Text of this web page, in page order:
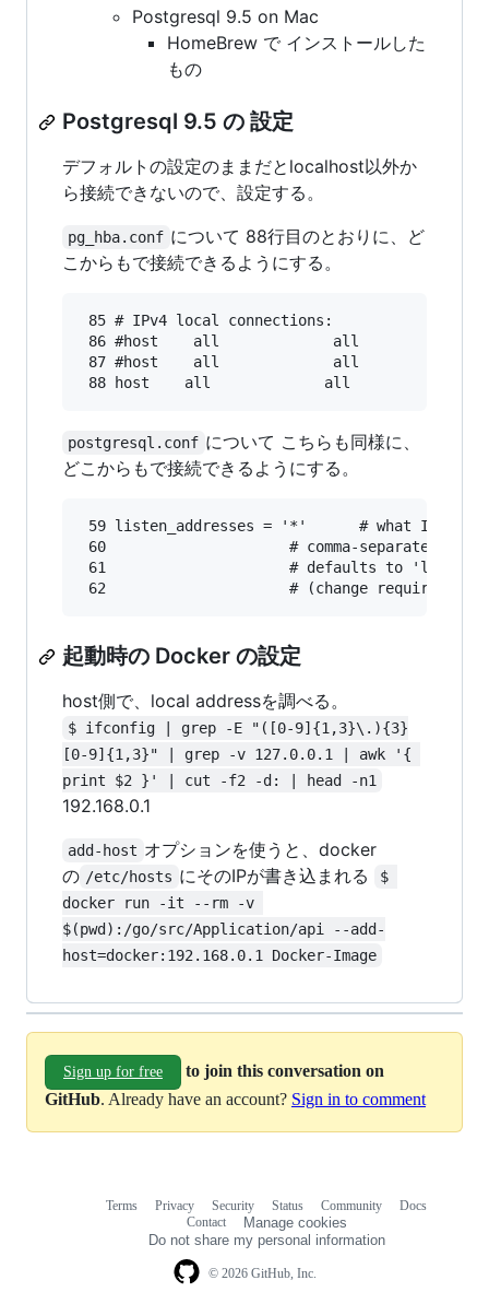
Postgresql 9.5 on Mac
HomeBrew で インストールした
もの
Postgresql 9.5 の 設定
デフォルトの設定のままだとlocalhost以外か
ら接続できないので、設定する。
pg_hba.conf について 88行目のとおりに、ど
こからもで接続できるようにする。
85 # IPv4 local connections:
86 #host    all             all
87 #host    all             all
postgresql.conf について こちらも同様に、
どこからもで接続できるようにする。
59 listen_addresses = '*'      # what IP
60                     # comma-separated list
61                     # defaults to
起動時の Docker の設定
host側で、local addressを調べる。
$ ifconfig | grep -E "([0-9]{1,3}\.){3}
[0-9]{1,3}" | grep -v 127.0.0.1 | awk '{
print $2 }' | cut -f2 -d: | head -n1
192.168.0.1
add-host オプションを使うと、docker
の /etc/hosts にそのIPが書き込まれる
$
docker run -it --rm -v
$(pwd):/go/src/Application/api --add-
host=docker:192.168.0.1 Docker-Image
Sign up for free
to join this conversation on
GitHub. Already have an account? Sign in to comment
© 2026 GitHub, Inc.
Terms Privacy Security Status Community
Docs
Contact
Manage cookies
Do not share my personal information